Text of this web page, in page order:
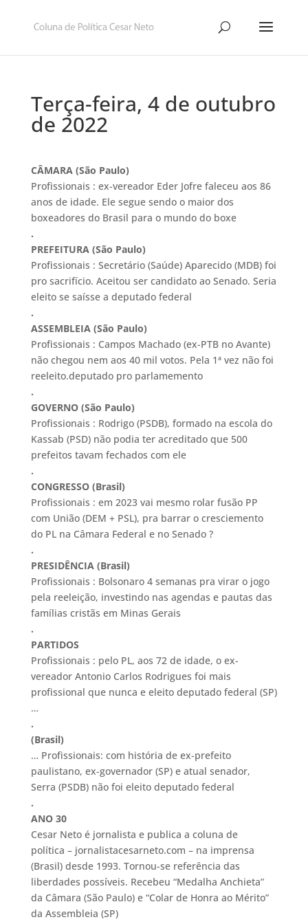
Terça-feira, 4 de outubro
de 2022
CÂMARA (São Paulo)
Profissionais : ex-vereador Eder Jofre faleceu aos 86
anos de idade. Ele segue sendo o maior dos
boxeadores do Brasil para o mundo do boxe
.
PREFEITURA (São Paulo)
Profissionais : Secretário (Saúde) Aparecido (MDB) foi
pro sacrifício. Aceitou ser candidato ao Senado. Seria
eleito se saísse a deputado federal
.
ASSEMBLEIA (São Paulo)
Profissionais : Campos Machado (ex-PTB no Avante)
não chegou nem aos 40 mil votos. Pela 1ª vez não foi
reeleito.deputado pro parlamemento
.
GOVERNO (São Paulo)
Profissionais : Rodrigo (PSDB), formado na escola do
Kassab (PSD) não podia ter acreditado que 500
prefeitos tavam fechados com ele
.
CONGRESSO (Brasil)
Profissionais : em 2023 vai mesmo rolar fusão PP
com União (DEM + PSL), pra barrar o cresciemento
do PL na Câmara Federal e no Senado ?
.
PRESIDÊNCIA (Brasil)
Profissionais : Bolsonaro 4 semanas pra virar o jogo
pela reeleição, investindo nas agendas e pautas das
famílias cristãs em Minas Gerais
.
PARTIDOS
Profissionais : pelo PL, aos 72 de idade, o ex-
vereador Antonio Carlos Rodrigues foi mais
profissional que nunca e eleito deputado federal (SP)
…
.
(Brasil)
… Profissionais: com história de ex-prefeito
paulistano, ex-governador (SP) e atual senador,
Serra (PSDB) não foi eleito deputado federal
.
ANO 30
Cesar Neto é jornalista e publica a coluna de
política – jornalistacesarneto.com – na imprensa
(Brasil) desde 1993. Tornou-se referência das
liberdades possíveis. Recebeu “Medalha Anchieta”
da Câmara (São Paulo) e “Colar de Honra ao Mérito”
da Assembleia (SP)